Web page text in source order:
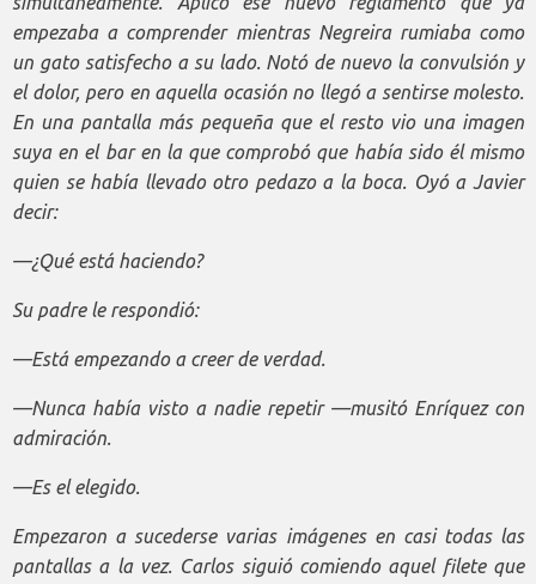
empezaba a comprender mientras Negreira rumiaba como
un gato satisfecho a su lado. Notó de nuevo la convulsión y
el dolor, pero en aquella ocasión no llegó a sentirse molesto.
En una pantalla más pequeña que el resto vio una imagen
suya en el bar en la que comprobó que había sido él mismo
quien se había llevado otro pedazo a la boca. Oyó a Javier
decir:
—¿Qué está haciendo?
Su padre le respondió:
—Está empezando a creer de verdad.
—Nunca había visto a nadie repetir —musitó Enríquez con
admiración.
—Es el elegido.
Empezaron a sucederse varias imágenes en casi todas las
pantallas a la vez. Carlos siguió comiendo aquel filete que